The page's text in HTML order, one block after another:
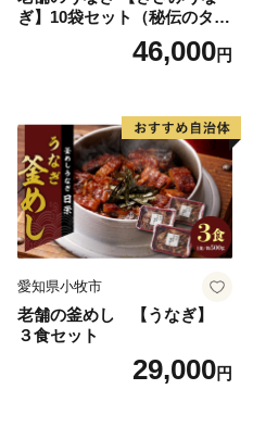
ぎ】10袋セット（秘伝のタレ
46,000円
愛知県小牧市
老舗の釜めし 【うなぎ】
３食セット
29,000円